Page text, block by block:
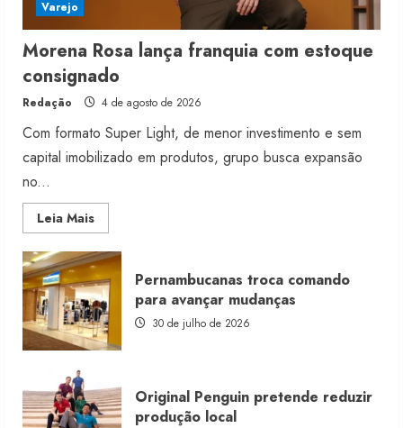
Varejo
Morena Rosa lança franquia com estoque
consignado
Redação 4 de agosto de 2026
Com formato Super Light, de menor investimento e sem
capital imobilizado em produtos, grupo busca expansão
no...
Leia MaisRead
more
Morena
Rosa
lança
franquia
com
estoque
consignado
Pernambucanas troca comando
para avançar mudanças
30 de julho de 2026
Original Penguin pretende reduzir
produção local